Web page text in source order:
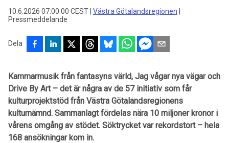
10.6.2026 07:00:00 CEST Västra Götalandsregionen
Pressmeddelande
Dela
Kammarmusik från fantasyns värld, Jag vågar nya vägar och
Drive By Art – det är några av de 57 initiativ som får
kulturprojektstöd från Västra Götalandsregionens
kulturnämnd. Sammanlagt fördelas nära 10 miljoner kronor i
vårens omgång av stödet. Söktrycket var rekordstort – hela
168 ansökningar kom in.